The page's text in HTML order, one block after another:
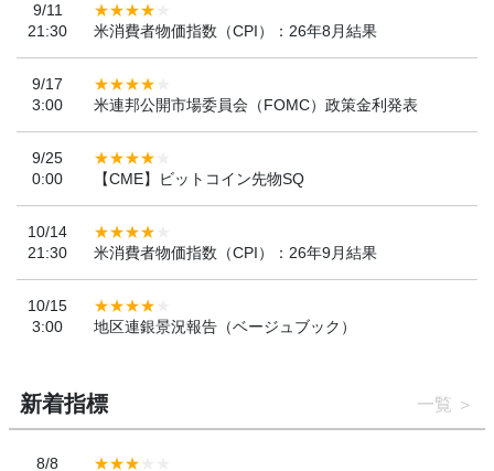
9/11
21:30
米消費者物価指数（CPI）：26年8月結果
9/17
3:00
米連邦公開市場委員会（FOMC）政策金利発表
9/25
0:00
【CME】ビットコイン先物SQ
10/14
21:30
米消費者物価指数（CPI）：26年9月結果
10/15
3:00
地区連銀景況報告（ベージュブック）
新着指標 一覧
8/8